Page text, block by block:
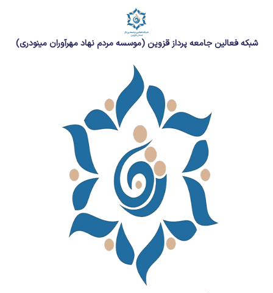
شبکه فعالین جامعه پرداز قزوین (موسسه مردم نهاد مهرآوران مینودری)